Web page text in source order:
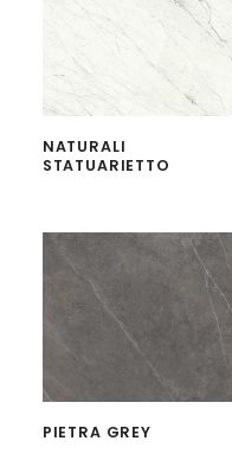
NATURALI
STATUARIETTO
PIETRA GREY